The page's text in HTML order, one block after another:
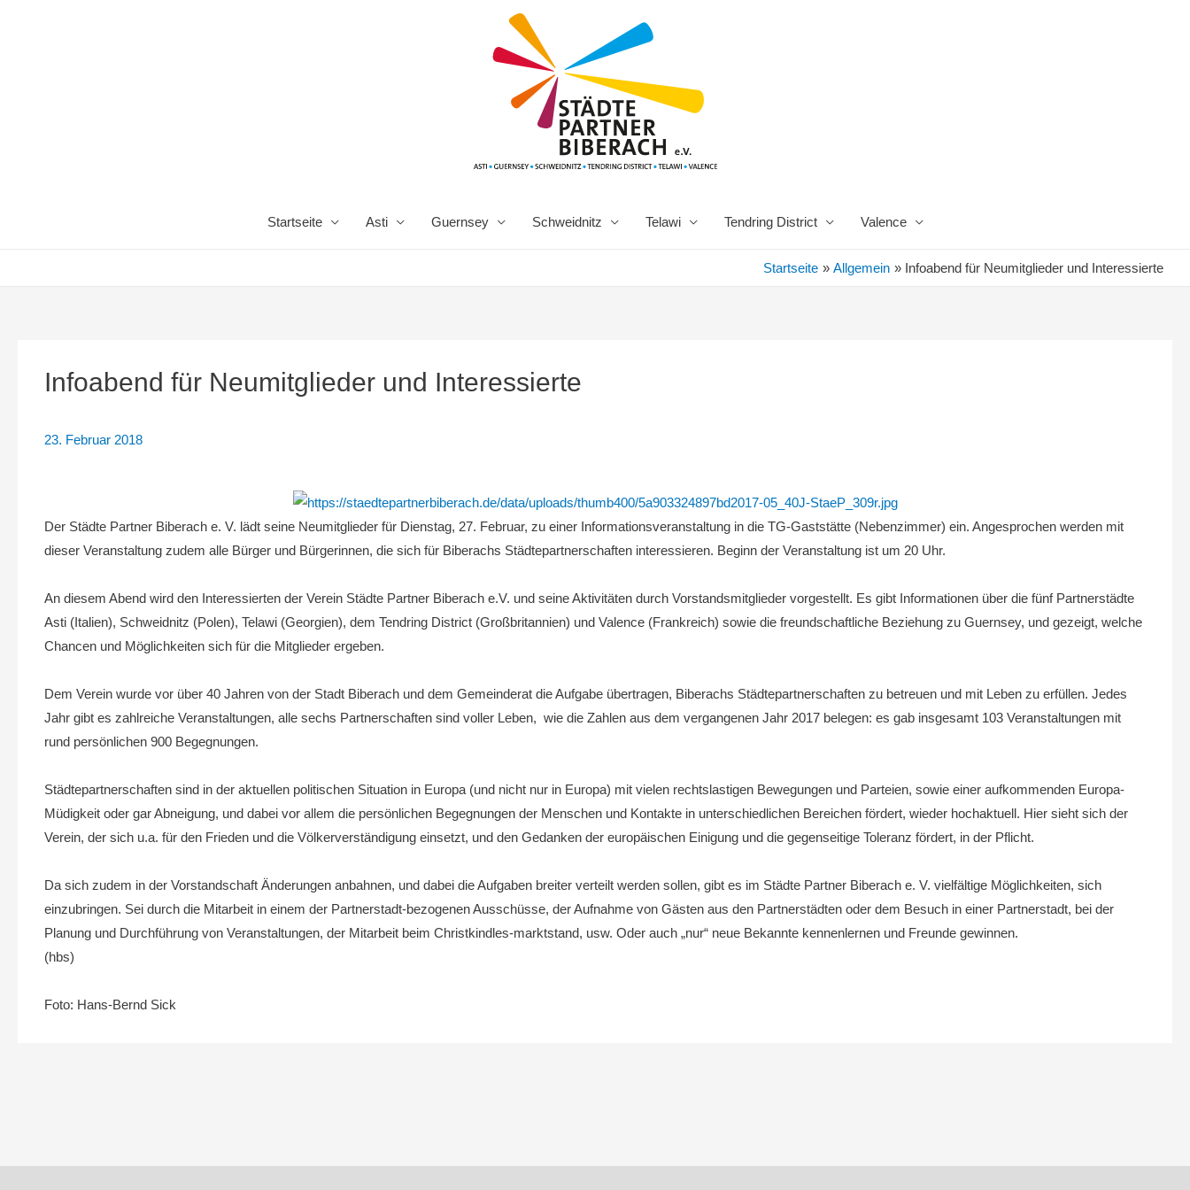
Startseite Asti Guernsey Schweidnitz Telawi Tendring District Valence
Startseite Allgemein Infoabend für Neumitglieder und Interessierte
Infoabend für Neumitglieder und Interessierte
23. Februar 2018
Der Städte Partner Biberach e. V. lädt seine Neumitglieder für Dienstag, 27. Februar, zu einer Informationsveranstaltung in die TG-Gaststätte (Nebenzimmer) ein. Angesprochen werden mit
dieser Veranstaltung zudem alle Bürger und Bürgerinnen, die sich für Biberachs Städtepartnerschaften interessieren. Beginn der Veranstaltung ist um 20 Uhr.
An diesem Abend wird den Interessierten der Verein Städte Partner Biberach e.V. und seine Aktivitäten durch Vorstandsmitglieder vorgestellt. Es gibt Informationen über die fünf Partnerstädte
Asti (Italien), Schweidnitz (Polen), Telawi (Georgien), dem Tendring District (Großbritannien) und Valence (Frankreich) sowie die freundschaftliche Beziehung zu Guernsey, und gezeigt, welche
Chancen und Möglichkeiten sich für die Mitglieder ergeben.
Dem Verein wurde vor über 40 Jahren von der Stadt Biberach und dem Gemeinderat die Aufgabe übertragen, Biberachs Städtepartnerschaften zu betreuen und mit Leben zu erfüllen. Jedes
Jahr gibt es zahlreiche Veranstaltungen, alle sechs Partnerschaften sind voller Leben, wie die Zahlen aus dem vergangenen Jahr 2017 belegen: es gab insgesamt 103 Veranstaltungen mit
rund persönlichen 900 Begegnungen.
Städtepartnerschaften sind in der aktuellen politischen Situation in Europa (und nicht nur in Europa) mit vielen rechtslastigen Bewegungen und Parteien, sowie einer aufkommenden Europa-
Müdigkeit oder gar Abneigung, und dabei vor allem die persönlichen Begegnungen der Menschen und Kontakte in unterschiedlichen Bereichen fördert, wieder hochaktuell. Hier sieht sich der
Verein, der sich u.a. für den Frieden und die Völkerverständigung einsetzt, und den Gedanken der europäischen Einigung und die gegenseitige Toleranz fördert, in der Pflicht.
Da sich zudem in der Vorstandschaft Änderungen anbahnen, und dabei die Aufgaben breiter verteilt werden sollen, gibt es im Städte Partner Biberach e. V. vielfältige Möglichkeiten, sich
einzubringen. Sei durch die Mitarbeit in einem der Partnerstadt-bezogenen Ausschüsse, der Aufnahme von Gästen aus den Partnerstädten oder dem Besuch in einer Partnerstadt, bei der
Planung und Durchführung von Veranstaltungen, der Mitarbeit beim Christkindles-marktstand, usw. Oder auch „nur“ neue Bekannte kennenlernen und Freunde gewinnen.
(hbs)
Foto: Hans-Bernd Sick